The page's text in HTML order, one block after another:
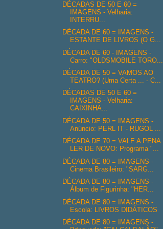
DÉCADAS DE 50 E 60 =
IMAGENS - Velharia:
INTERRU...
DÉCADA DE 60 = IMAGENS -
ESTANTE DE LIVROS (O G...
DÉCADA DE 60 - IMAGENS -
Carro: "OLDSMOBILE TORO...
DÉCADA DE 50 = VAMOS AO
TEATRO? (Uma Certa ... - C...
DÉCADAS DE 50 E 60 =
IMAGENS - Velharia:
CAIXINHA...
DÉCADA DE 50 = IMAGENS -
Anúncio: PERL IT - RUGOL ...
DÉCADA DE 70 = VALE A PENA
LER DE NOVO: Programa "...
DÉCADA DE 80 = IMAGENS -
Cinema Brasileiro: "SARG...
DÉCADA DE 80 = IMAGENS -
Álbum de Figurinha: "HER...
DÉCADA DE 80 = IMAGENS -
Escola: LIVROS DIDÁTICOS
DÉCADA DE 80 = IMAGENS -